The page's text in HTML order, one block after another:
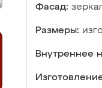
Фасад:
Размеры:
Внутреннее